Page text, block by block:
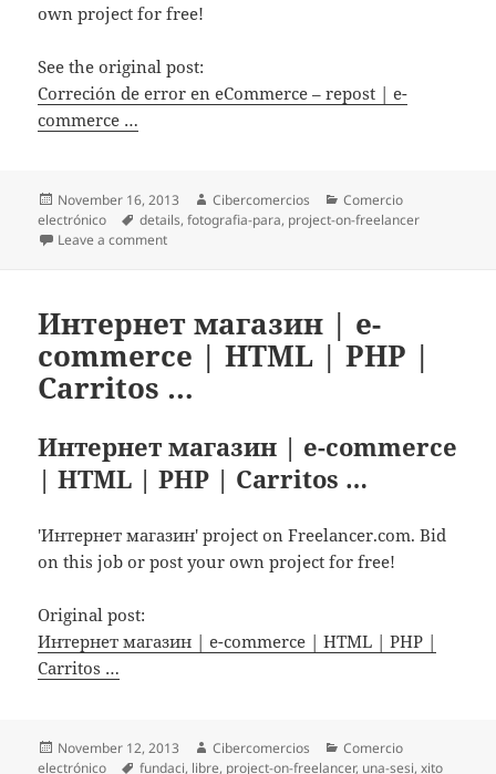
own project for free!
See the original post:
Correción de error en eCommerce – repost | e-
commerce …
Posted
on
November 16, 2013 Author
Cibercomercios Categories
Comercio
electrónico
Tags
details,fotografia-para, project-on-freelancer
Leave a comment
Интернет магазин | e-
commerce | HTML | PHP |
Carritos …
Интернет магазин | e-commerce
| HTML | PHP | Carritos …
'Интернет магазин' project on Freelancer.com. Bid
on this job or post your own project for free!
Original post:
Интернет магазин | e-commerce | HTML | PHP |
Carritos …
Posted
on
November 12, 2013 Author
Cibercomercios Categories
Comercio
electrónico
Tags
fundaci, libre, project-on-freelancer, una-sesi,xito